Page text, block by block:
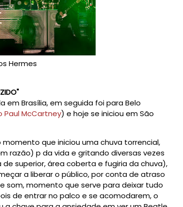
Hermes
Brasília, em seguida foi para Belo
McCartney) e hoje se iniciou em São
que iniciou uma chuva torrencial,
razão) p da vida e gritando diversas vezes
superior, área coberta e fugiria da chuva),
a liberar o público, por conta de atraso
momento que serve para deixar tudo
de entrar no palco e se acomodarem, o